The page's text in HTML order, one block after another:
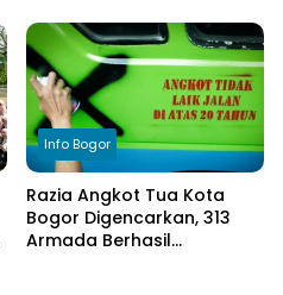
kepada Bupati Bogor
Info Bogor
Razia Angkot Tua Kota
Bogor Digencarkan, 313
Armada Berhasil